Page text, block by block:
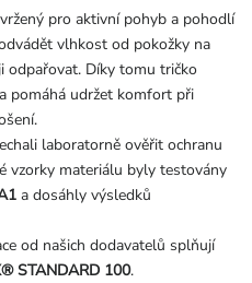
pro aktivní pohyb a pohodlí
vlhkost od pokožky na
odpařovat. Díky tomu tričko
pomáhá udržet komfort při
laboratorně ověřit ochranu
vzorky materiálu byly testovány
a dosáhly výsledků
od našich dodavatelů splňují
STANDARD 100.